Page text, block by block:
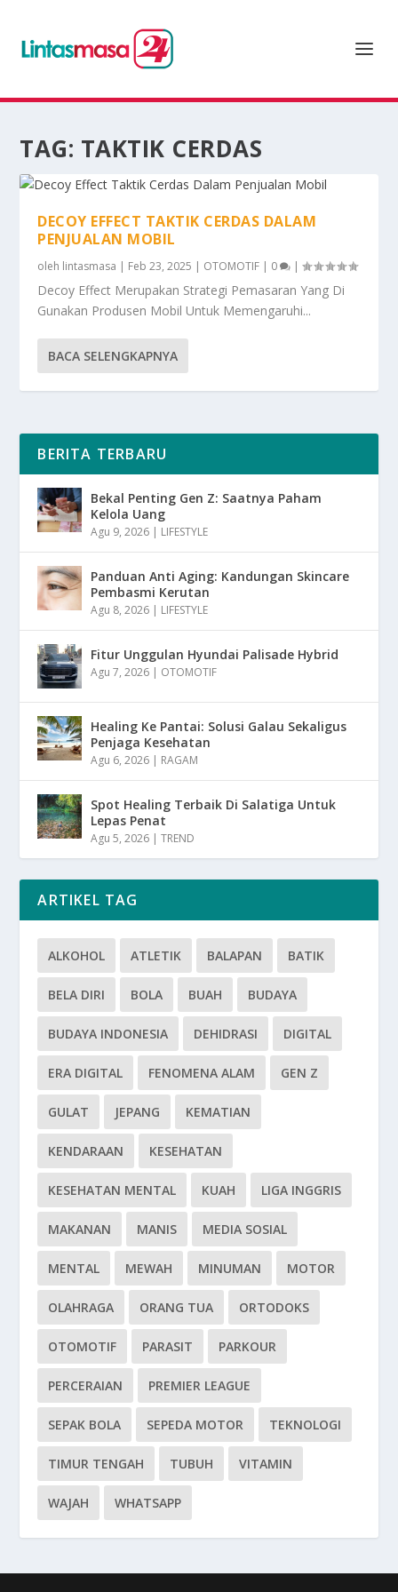
TAG: TAKTIK CERDAS
DECOY EFFECT TAKTIK CERDAS DALAM
PENJUALAN MOBIL
oleh lintasmasa | Feb 23, 2025 | OTOMOTIF | 0 |
Decoy Effect Merupakan Strategi Pemasaran Yang Di
Gunakan Produsen Mobil Untuk Memengaruhi...
BACA SELENGKAPNYA
BERITA TERBARU
Bekal Penting Gen Z: Saatnya Paham
Kelola Uang
Agu 9, 2026 | LIFESTYLE
Panduan Anti Aging: Kandungan Skincare
Pembasmi Kerutan
Agu 8, 2026 | LIFESTYLE
Fitur Unggulan Hyundai Palisade Hybrid
Agu 7, 2026 | OTOMOTIF
Healing Ke Pantai: Solusi Galau Sekaligus
Penjaga Kesehatan
Agu 6, 2026 | RAGAM
Spot Healing Terbaik Di Salatiga Untuk
Lepas Penat
Agu 5, 2026 |TREND
ARTIKEL TAG
ALKOHOL ATLETIK BALAPAN BATIK
BELA DIRI BOLA BUAH BUDAYA
BUDAYA INDONESIA DEHIDRASI DIGITAL
ERA DIGITAL FENOMENA ALAM GEN Z
GULAT JEPANG KEMATIAN
KENDARAAN KESEHATAN
KESEHATAN MENTAL KUAH LIGA INGGRIS
MAKANAN MANIS MEDIA SOSIAL
MENTAL MEWAH MINUMAN MOTOR
OLAHRAGA ORANG TUA ORTODOKS
OTOMOTIF PARASIT PARKOUR
PERCERAIAN PREMIER LEAGUE
SEPAK BOLA SEPEDA MOTOR TEKNOLOGI
TIMUR TENGAH TUBUH VITAMIN
WAJAH WHATSAPP